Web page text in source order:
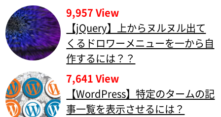
9,957 View
【jQuery】上からヌルヌル出て
くるドロワーメニューを一から自
作するには？？
7,641 View
【WordPress】特定のタームの記
事一覧を表示させるには？